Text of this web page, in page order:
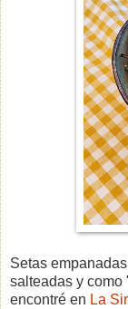
Setas
salteadas y como
encontré en La